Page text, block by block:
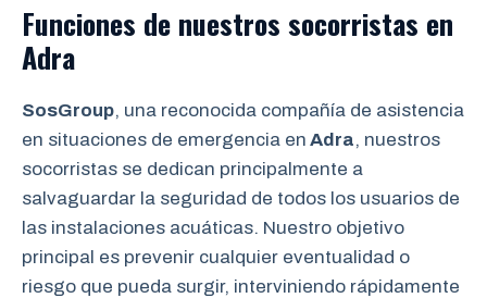
Funciones de nuestros socorristas en
Adra
SosGroup, una reconocida compañía de asistencia
en situaciones de emergencia en Adra, nuestros
socorristas se dedican principalmente a
salvaguardar la seguridad de todos los usuarios de
las instalaciones acuáticas. Nuestro objetivo
principal es prevenir cualquier eventualidad o
riesgo que pueda surgir, interviniendo rápidamente